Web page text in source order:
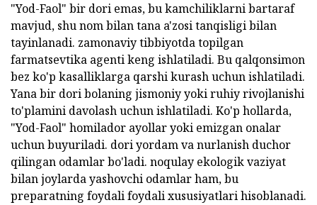
"Yod-Faol" bir dori emas, bu kamchiliklarni bartaraf
mavjud, shu nom bilan tana a'zosi tanqisligi bilan
tayinlanadi. zamonaviy tibbiyotda topilgan
farmatsevtika agenti keng ishlatiladi. Bu qalqonsimon
bez ko'p kasalliklarga qarshi kurash uchun ishlatiladi.
Yana bir dori bolaning jismoniy yoki ruhiy rivojlanishi
to'plamini davolash uchun ishlatiladi. Ko'p hollarda,
"Yod-Faol" homilador ayollar yoki emizgan onalar
uchun buyuriladi. dori yordam va nurlanish duchor
qilingan odamlar bo'ladi. noqulay ekologik vaziyat
bilan joylarda yashovchi odamlar ham, bu
preparatning foydali foydali xususiyatlari hisoblanadi.